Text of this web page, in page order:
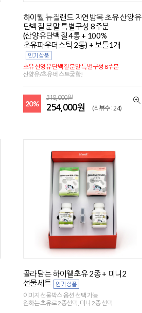
하이웰 뉴질랜드 자연방목 초유 산양유
단백질 분말 특별구성 8주분
(산양유단백질 4통 + 100%
초유파우더스틱 2통) + 보틀1개
초유 산양유 단백질 분말 특별구성 8주분
산양유/초유 베스트궁합!
20%
318,000원
254,000원 (리뷰수 : 24)
골라담는 하이웰초유 2종 + 미니2
선물세트
이미지 선물박스 옵션 선택 가능
원하는 초유로 2종선택, 미니 2종 선택